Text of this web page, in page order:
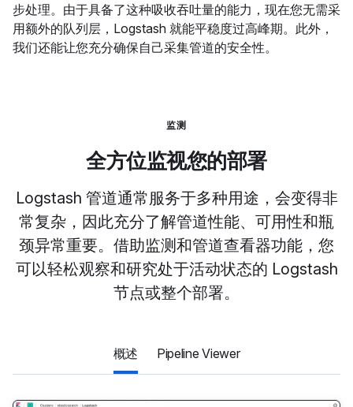
步处理。由于具备了这种吸收吞吐量的能力，现在您无需采
用额外的队列层，Logstash 就能平稳度过高峰期。此外，
我们还能让您充分确保自己采集管道的安全性。
监测
全方位监视您的部署
Logstash 管道通常服务于多种用途，会变得非
常复杂，因此充分了解管道性能、可用性和瓶
颈异常重要。借助监测和管道查看器功能，您
可以轻松观察和研究处于活动状态的 Logstash
节点或整个部署。
概述 Pipeline Viewer